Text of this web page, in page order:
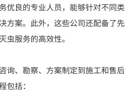
优良的专业人员，能够针对不同类
方案。此外，这些公司还配备了先
虫服务的高效性。
询、勘察、方案制定到施工和售后
包括：